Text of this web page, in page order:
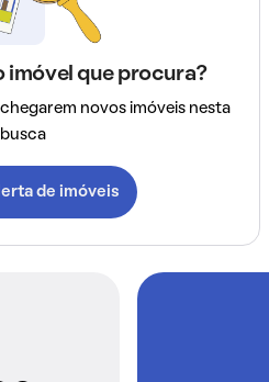
imóvel que procura?
novos imóveis nesta
busca
de imóveis